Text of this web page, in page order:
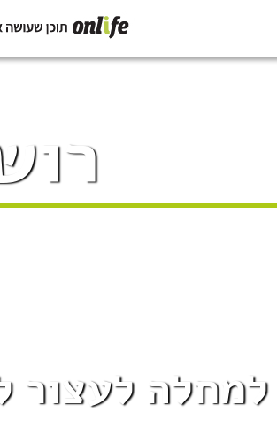
לעצור